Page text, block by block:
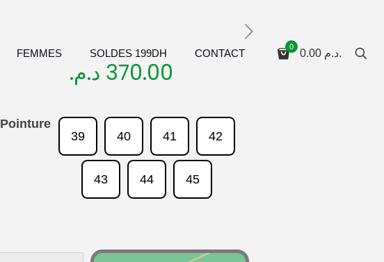
FEMMES SOLDES 199DH CONTACT
0
0.00 د.م.
370.00 د.م.
Pointure
39
40 41 42
43 44 45